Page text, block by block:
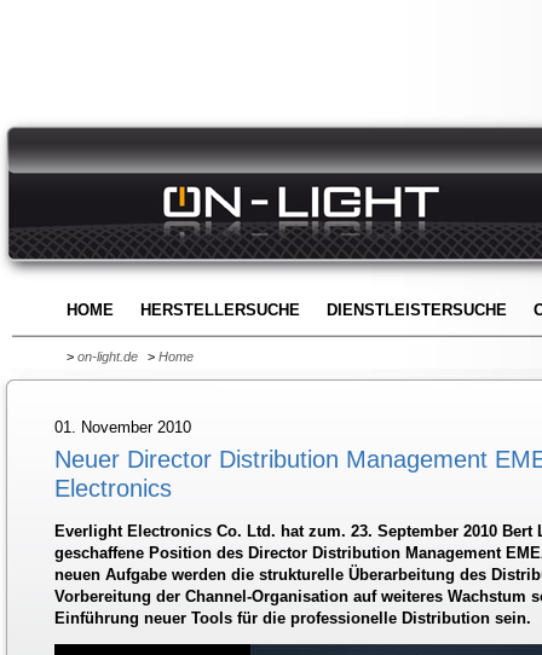
HOME HERSTELLERSUCHE DIENSTLEISTERSUCHE
> on-light.de > Home
01. November 2010
Neuer Director Distribution Management
Electronics
Everlight Electronics Co. Ltd. hat zum. 23. September 2010
geschaffene Position des Director Distribution Management
neuen Aufgabe werden die strukturelle Überarbeitung des
Vorbereitung der Channel-Organisation auf weiteres Wachstum
Einführung neuer Tools für die professionelle Distribution sein.